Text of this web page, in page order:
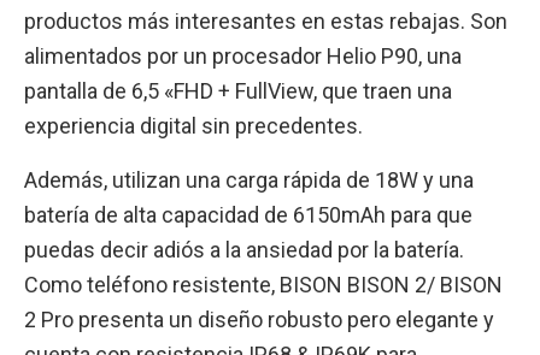
productos más interesantes en estas rebajas. Son
alimentados por un procesador Helio P90, una
pantalla de 6,5 «FHD + FullView, que traen una
experiencia digital sin precedentes.
Además, utilizan una carga rápida de 18W y una
batería de alta capacidad de 6150mAh para que
puedas decir adiós a la ansiedad por la batería.
Como teléfono resistente, BISON BISON 2/ BISON
2 Pro presenta un diseño robusto pero elegante y